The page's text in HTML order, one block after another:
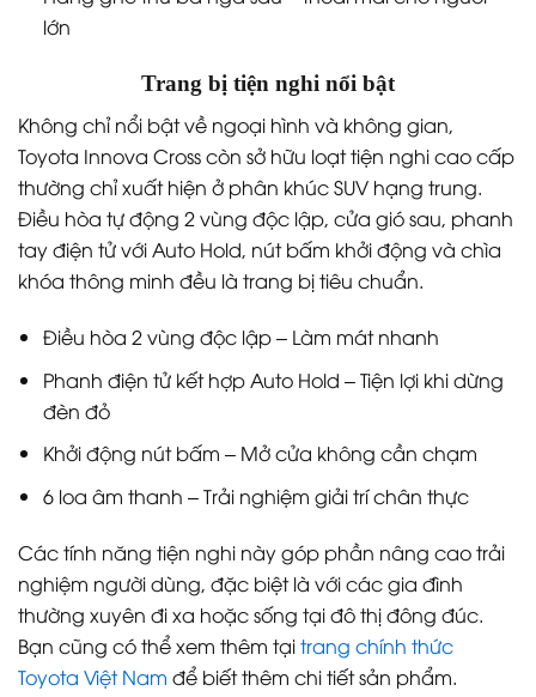
lớn
Trang bị tiện nghi nổi bật
Không chỉ nổi bật về ngoại hình và không gian,
Toyota Innova Cross còn sở hữu loạt tiện nghi cao cấp
thường chỉ xuất hiện ở phân khúc SUV hạng trung.
Điều hòa tự động 2 vùng độc lập, cửa gió sau, phanh
tay điện tử với Auto Hold, nút bấm khởi động và chìa
khóa thông minh đều là trang bị tiêu chuẩn.
Điều hòa 2 vùng độc lập – Làm mát nhanh
Phanh điện tử kết hợp Auto Hold – Tiện lợi khi dừng
đèn đỏ
Khởi động nút bấm – Mở cửa không cần chạm
6 loa âm thanh – Trải nghiệm giải trí chân thực
Các tính năng tiện nghi này góp phần nâng cao trải
nghiệm người dùng, đặc biệt là với các gia đình
thường xuyên đi xa hoặc sống tại đô thị đông đúc.
Bạn cũng có thể xem thêm tạitrang chính thức
Toyota Việt Nam để biết thêm chi tiết sản phẩm.